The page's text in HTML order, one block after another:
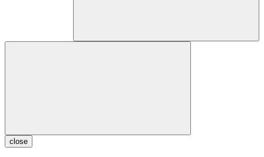
close